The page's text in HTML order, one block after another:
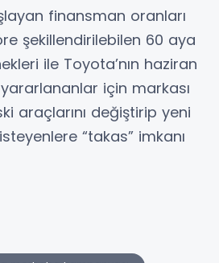
finansman oranları
şekillendirilebilen 60 aya
ile Toyota’nın haziran
için markası
araçlarını değiştirip yeni
“takas” imkanı